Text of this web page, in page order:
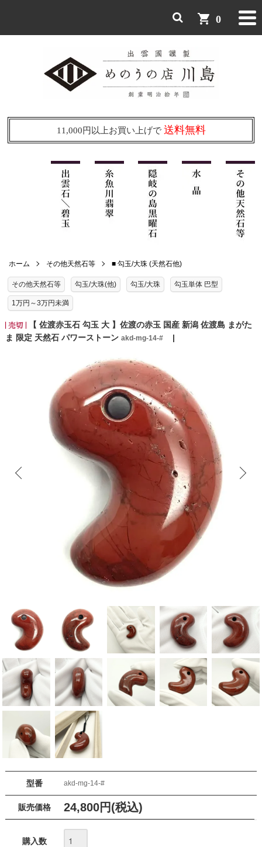
shopping_cart 0
11,000円以上お買い上げで 送料無料
ホーム その他天然石等 ■ 勾玉/大珠 (天然石他)
その他天然石等 勾玉/大珠(他) 勾玉/大珠 勾玉単体 巴型
1万円～3万円未満
【 佐渡赤玉石 勾玉 大 】佐渡の赤玉 国産 新潟 佐渡島 まがた
ま 限定 天然石 パワーストーン akd-mg-14-#
型番 akd-mg-14-#
販売価格 24,800円(税込)
購入数